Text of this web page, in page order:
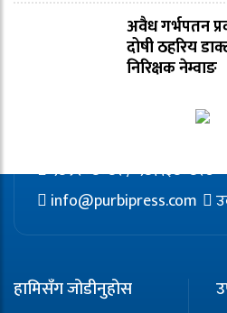
अवैध गर्भपतन
दोषी ठहरिय
निरिक्षक नेम्वाङ
९८५२०८०८२ / ९८११३८०८२७
info@purbipress.com
हामिसँग जोडीनुहोस